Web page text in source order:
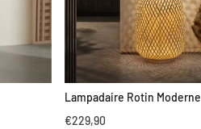
Lampadaire Rotin Moderne
€229,90